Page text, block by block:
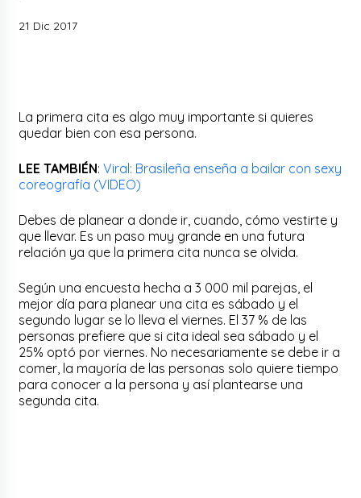
21 Dic 2017
La primera cita es algo muy importante si quieres
quedar bien con esa persona.
LEE TAMBIÉN:Viral: Brasileña enseña a bailar con sexy
coreografía (VIDEO)
Debes de planear a donde ir, cuando, cómo vestirte y
que llevar. Es un paso muy grande en una futura
relación ya que la primera cita nunca se olvida.
Según una encuesta hecha a 3 000 mil parejas, el
mejor día para planear una cita es sábado y el
segundo lugar se lo lleva el viernes. El 37 % de las
personas prefiere que si cita ideal sea sábado y el
25% optó por viernes. No necesariamente se debe ir a
comer, la mayoría de las personas solo quiere tiempo
para conocer a la persona y así plantearse una
segunda cita.